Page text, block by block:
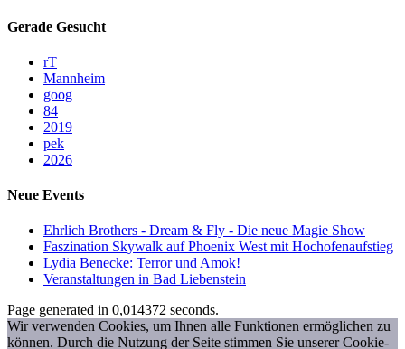
Gerade Gesucht
rT
Mannheim
goog
84
2019
pek
2026
Neue Events
Ehrlich Brothers - Dream & Fly - Die neue Magie Show
Faszination Skywalk auf Phoenix West mit Hochofenaufstieg
Lydia Benecke: Terror und Amok!
Veranstaltungen in Bad Liebenstein
Page generated in 0,014372 seconds.
Wir verwenden Cookies, um Ihnen alle Funktionen ermöglichen zu
können. Durch die Nutzung der Seite stimmen Sie unserer Cookie-